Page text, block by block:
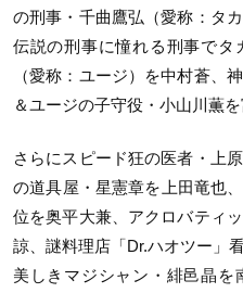
の刑事・千曲鷹弘（愛称：タ
伝説の刑事に憧れる刑事でタ
（愛称：ユージ）を中村蒼、
＆ユージの子守役・小山川薫を
さらにスピード狂の医者・上
の道具屋・星憲章を上田竜也
位を奥平大兼、アクロバティ
諒、謎料理店「Dr.ハオツー」
美しきマジシャン・緋邑晶を